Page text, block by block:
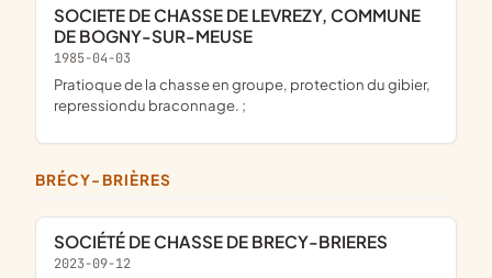
SOCIETE DE CHASSE DE LEVREZY, COMMUNE
DE BOGNY-SUR-MEUSE
1985-04-03
pratioque de la chasse en groupe, protection du gibier,
repressiondu braconnage. ;
BRÉCY-BRIÈRES
SOCIÉTÉ DE CHASSE DE BRECY-BRIERES
2023-09-12